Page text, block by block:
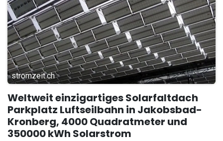
stromzeit.ch
Weltweit einzigartiges Solarfaltdach
Parkplatz Luftseilbahn in Jakobsbad-
Kronberg, 4000 Quadratmeter und
350000 kWh Solarstrom